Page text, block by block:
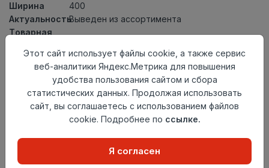
Ширина
400
АктуальностьВыведен из ассортимента
Товарная
Толщина
9
Поверхностьматовая
происхождения
Россия
Номер
Книга с коллекциями
Внимание! Внешний вид товара может отличаться от
Этот сайт использует файлы cookie, а также сервис
веб-аналитики Яндекс.Метрика для повышения
удобства пользования сайтом и сбора
статистических данных. Продолжая использовать
сайт, вы соглашаетесь с использованием файлов
cookie. Подробнее по ссылке.
Я согласен